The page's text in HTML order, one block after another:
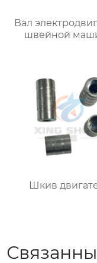
Вал
швейной
Шкив